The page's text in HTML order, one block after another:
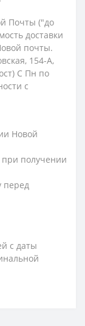
Почты ("до
доставки
почты.
154-А,
С Пн по
с
Новой
получении
перед
с даты